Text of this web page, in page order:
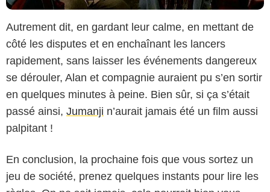
Autrement dit, en gardant leur calme, en mettant de
côté les disputes et en enchaînant les lancers
rapidement, sans laisser les événements dangereux
se dérouler, Alan et compagnie auraient pu s’en sortir
en quelques minutes à peine. Bien sûr, si ça s’était
passé ainsi, Jumanji n’aurait jamais été un film aussi
palpitant !
En conclusion, la prochaine fois que vous sortez un
jeu de société, prenez quelques instants pour lire les